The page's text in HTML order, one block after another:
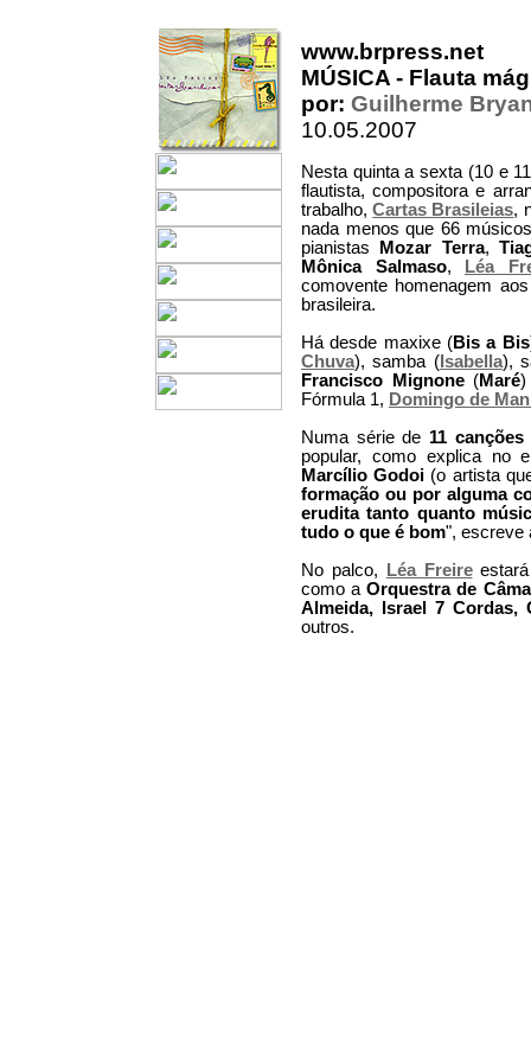
www.brpress.net
MÚSICA - Flauta
por: Guilherme
10.05.2007
Nesta quinta a sexta (10 e
flautista, compositora e
trabalho,Cartas Brasileias,
nada menos que 66
pianistas Mozar Terra,
Mônica Salmaso,
Léa
comovente homenagem
brasileira.
Há desde maxixe (Bis a Bis
Chuva), samba (Isabella),
Francisco Mignone(Maré)
Fórmula 1, Domingo de
Numa série de 11
popular, como explica no
Marcílio Godoi (o artista
formação ou por alguma
erudita tanto quanto
tudo o que é bom", escreve
No palco,
Léa Freireestará
como aOrquestra de
Almeida, Israel 7 Cordas,
outros.